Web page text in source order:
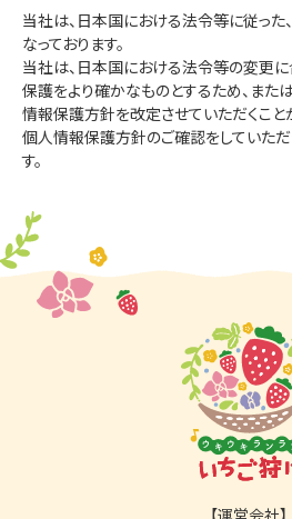
当社は、日本国における法令等に従った
なっております。
当社は、日本国における法令等の変更
保護をより確かなものとするため、また
情報保護方針を改定させていただくこと
個人情報保護方針のご確認をしていた
す。